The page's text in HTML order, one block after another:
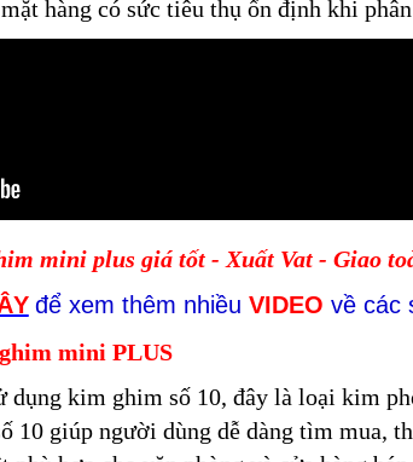
hàng có sức tiêu thụ ổn định khi
mini plus giá tốt - Xuất Vat - Giao
để xem thêm nhiều VIDEO về các
mini PLUS
dụng kim ghim số 10, đây là loại kim
10 giúp người dùng dễ dàng tìm mua,